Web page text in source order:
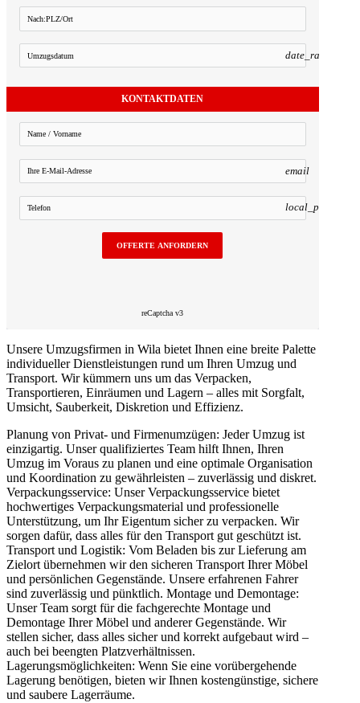
date_range
KONTAKTDATEN
email
local_phone
OFFERTE ANFORDERN
reCaptcha v3
Unsere Umzugsfirmen in Wila bietet Ihnen eine breite Palette
individueller Dienstleistungen rund um Ihren Umzug und
Transport. Wir kümmern uns um das Verpacken,
Transportieren, Einräumen und Lagern – alles mit Sorgfalt,
Umsicht, Sauberkeit, Diskretion und Effizienz.
Planung von Privat- und Firmenumzügen: Jeder Umzug ist
einzigartig. Unser qualifiziertes Team hilft Ihnen, Ihren
Umzug im Voraus zu planen und eine optimale Organisation
und Koordination zu gewährleisten – zuverlässig und diskret.
Verpackungsservice: Unser Verpackungsservice bietet
hochwertiges Verpackungsmaterial und professionelle
Unterstützung, um Ihr Eigentum sicher zu verpacken. Wir
sorgen dafür, dass alles für den Transport gut geschützt ist.
Transport und Logistik: Vom Beladen bis zur Lieferung am
Zielort übernehmen wir den sicheren Transport Ihrer Möbel
und persönlichen Gegenstände. Unsere erfahrenen Fahrer
sind zuverlässig und pünktlich. Montage und Demontage:
Unser Team sorgt für die fachgerechte Montage und
Demontage Ihrer Möbel und anderer Gegenstände. Wir
stellen sicher, dass alles sicher und korrekt aufgebaut wird –
auch bei beengten Platzverhältnissen.
Lagerungsmöglichkeiten: Wenn Sie eine vorübergehende
Lagerung benötigen, bieten wir Ihnen kostengünstige, sichere
und saubere Lagerräume.